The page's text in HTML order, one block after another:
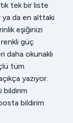
tek bir liste
ya da en alttaki
eşiğinizi
güç
daha okunaklı
tüm
yazıyor.
bildirim
bildirim